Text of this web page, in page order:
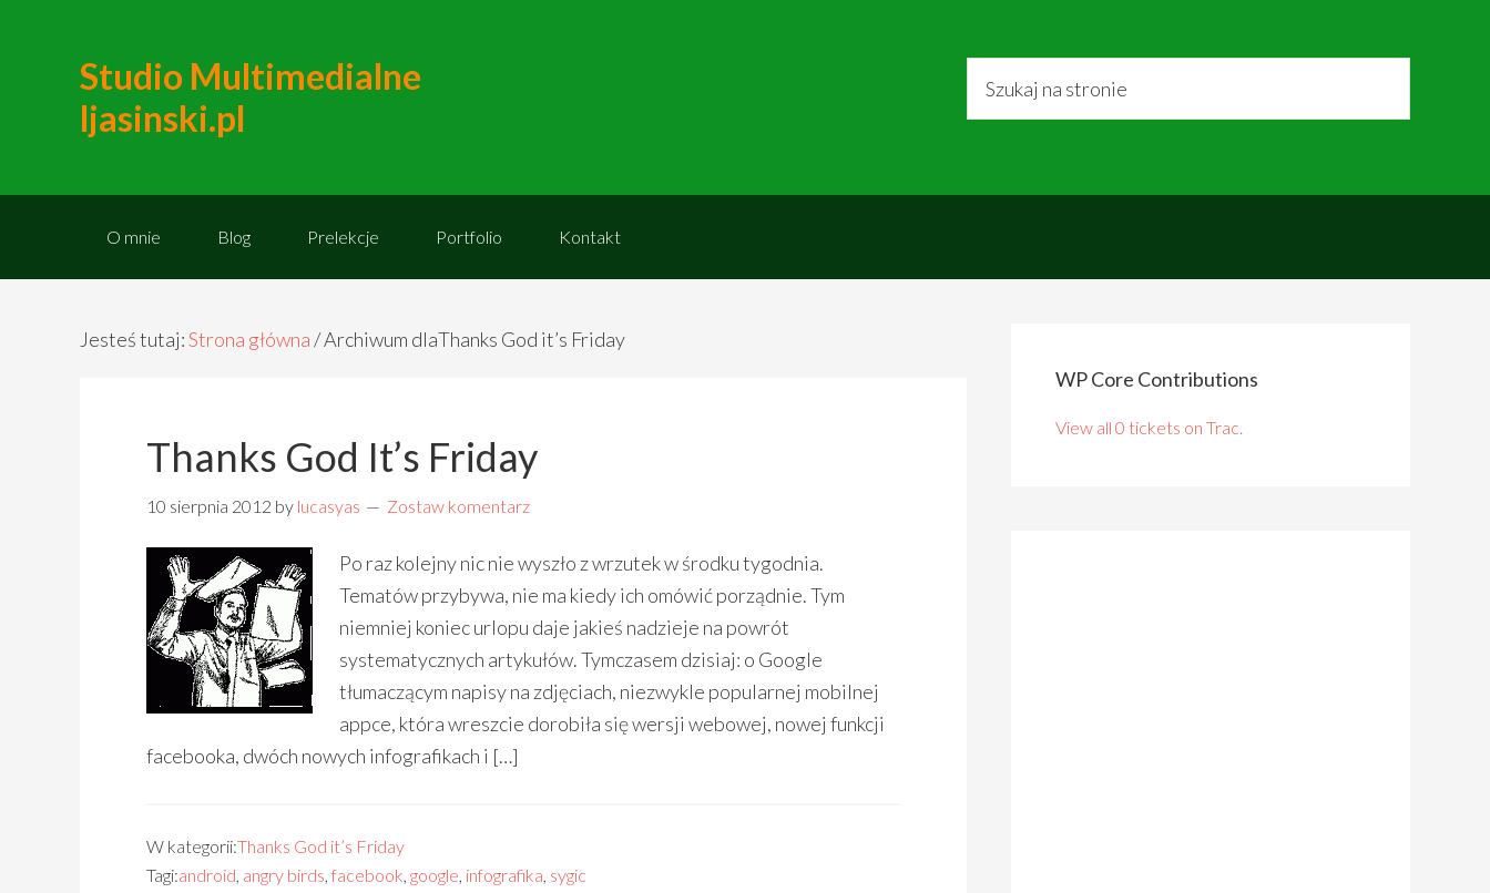
Studio Multimedialne
ljasinski.pl
O mnie Blog Prelekcje Portfolio Kontakt
Jesteś tutaj:Strona główna/Archiwum dlaThanks God it’s Friday
Thanks God It’s Friday
10 sierpnia 2012 by lucasyas Zostaw komentarz
Po raz kolejny nic nie wyszło z wrzutek w środku tygodnia.
Tematów przybywa, nie ma kiedy ich omówić porządnie. Tym
niemniej koniec urlopu daje jakieś nadzieje na powrót
systematycznych artykułów. Tymczasem dzisiaj: o Google
tłumaczącym napisy na zdjęciach, niezwykle popularnej mobilnej
appce, która wreszcie dorobiła się wersji webowej, nowej funkcji
facebooka, dwóch nowych infografikach i […]
W kategorii:Thanks God it’s Friday
Tagi:android, angry birds, facebook, google, infografika, sygic
WP Core Contributions
View all 0 tickets on Trac.